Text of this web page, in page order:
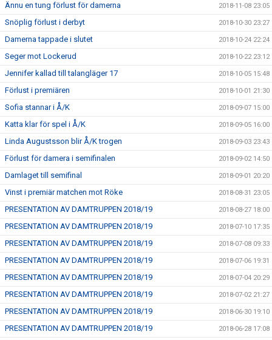
Ännu en tung förlust för damerna 2018-11-08 23:05
Snöplig förlust i derbyt 2018-10-30 23:27
Damerna tappade i slutet 2018-10-24 22:24
Seger mot Lockerud 2018-10-22 23:12
Jennifer kallad till talangläger 17 2018-10-05 15:48
Förlust i premiären 2018-10-01 21:30
Sofia stannar i Å/K 2018-09-07 15:00
Katta klar för spel i Å/K 2018-09-05 16:00
Linda Augustsson blir Å/K trogen 2018-09-03 23:43
Förlust för damera i semifinalen 2018-09-02 14:50
Damlaget till semifinal 2018-09-01 20:20
Vinst i premiär matchen mot Röke 2018-08-31 23:05
PRESENTATION AV DAMTRUPPEN 2018/19 2018-08-27 18:00
PRESENTATION AV DAMTRUPPEN 2018/19 2018-07-10 17:35
PRESENTATION AV DAMTRUPPEN 2018/19 2018-07-08 09:33
PRESENTATION AV DAMTRUPPEN 2018/19 2018-07-06 19:31
PRESENTATION AV DAMTRUPPEN 2018/19 2018-07-04 20:29
PRESENTATION AV DAMTRUPPEN 2018/19 2018-07-02 21:27
PRESENTATION AV DAMTRUPPEN 2018/19 2018-06-30 19:10
PRESENTATION AV DAMTRUPPEN 2018/19 2018-06-28 17:08